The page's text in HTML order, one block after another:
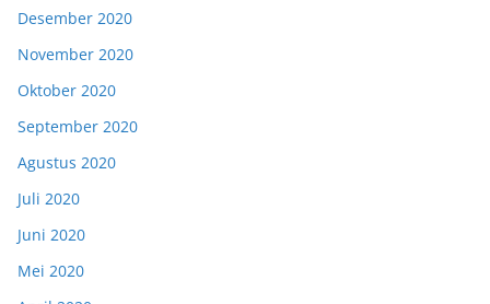
Desember 2020
November 2020
Oktober 2020
September 2020
Agustus 2020
Juli 2020
Juni 2020
Mei 2020